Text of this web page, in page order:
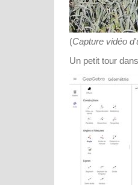
(Capture vidéo
Un petit tour dans